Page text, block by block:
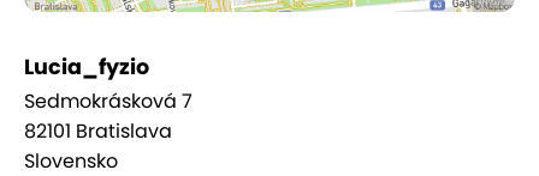
Lucia_fyzio
Sedmokrásková 7
82101 Bratislava
Slovensko